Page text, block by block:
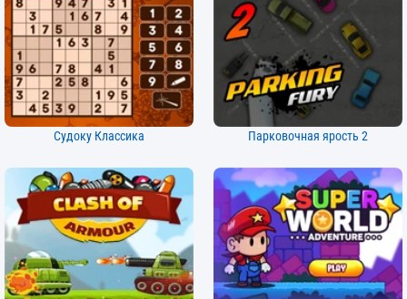
Судоку Классика Парковочная ярость 2